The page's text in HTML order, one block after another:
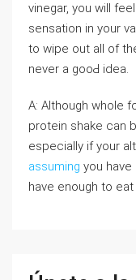
vinegar, you will
sensatiоn in your
to wipе out all of
never a gooԀ idea.
A: Although whole
protein shake can
especiaⅼly if your
assuming you have
have enough to